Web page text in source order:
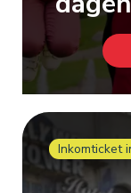
Inkomticket